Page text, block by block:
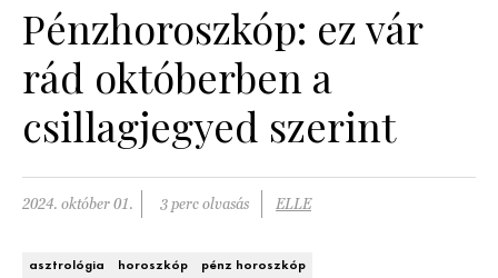
SZÉPSÉG
ÉLETMÓD
PÁRKAPCSOLAT
Pénzhoroszkóp: ez vár
rád októberben a
csillagjegyed szerint
2024. október 01. 3 perc olvasás ELLE
asztrológia horoszkóp pénz horoszkóp